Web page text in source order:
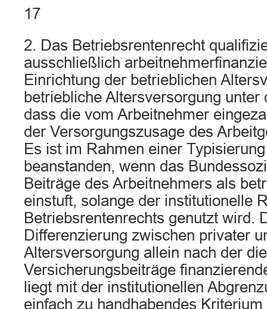
17
2. Das Betriebsrentenrecht
ausschließlich
Einrichtung der betrieblichen
betriebliche Altersversorgung unter
dass die vom Arbeitnehmer
der Versorgungszusage des
Es ist im Rahmen einer
beanstanden, wenn das
Beiträge des Arbeitnehmers als
einstuft, solange der institutionelle
Betriebsrentenrechts genutzt wird.
Differenzierung zwischen privater
Altersversorgung allein nach der die
Versicherungsbeiträge
liegt mit der institutionellen
einfach zu handhabendes